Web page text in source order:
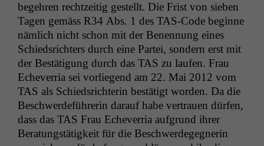
begehren rechtzeit­ig gestellt. Die Frist von sieben
Tagen gemäss R34 Abs. 1 des TAS-Code beginne
näm­lich nicht schon mit der Benen­nung eines
Schied­srichters durch eine Partei, son­dern erst mit
der Bestä­ti­gung durch das TAS zu laufen. Frau
Echev­er­ria sei vor­liegend am 22. Mai 2012 vom
TAS als Schied­srich­terin bestätigt wor­den. Da die
Beschw­erde­führerin darauf habe ver­trauen dür­fen,
dass das TAS Frau Echev­er­ria auf­grund ihrer
Beratungstätigkeit für die Beschw­erdegeg­ner­in